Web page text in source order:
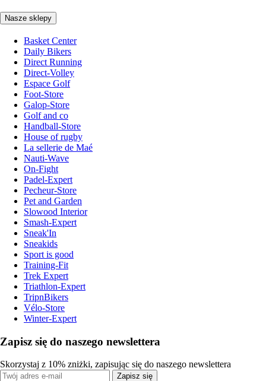
Nasze sklepy
Basket Center
Daily Bikers
Direct Running
Direct-Volley
Espace Golf
Foot-Store
Galop-Store
Golf and co
Handball-Store
House of rugby
La sellerie de Maé
Nauti-Wave
On-Fight
Padel-Expert
Pecheur-Store
Pet and Garden
Slowood Interior
Smash-Expert
Sneak'In
Sneakids
Sport is good
Training-Fit
Trek Expert
Triathlon-Expert
TripnBikers
Vélo-Store
Winter-Expert
Zapisz się do naszego newslettera
Skorzystaj z 10% zniżki, zapisując się do naszego newslettera
Zapisz się